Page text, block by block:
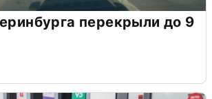
перекрыли до 9